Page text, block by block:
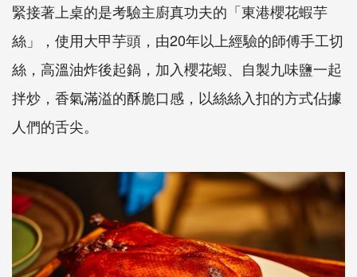
緊接著上桌的是考驗主廚真功夫的「東港櫻花蝦芋
絲」，使用大甲芋頭，由20年以上經驗的師傅手工切
絲，高溫油炸後起鍋，加入櫻花蝦、自製九味鹽一起
拌炒，香氣滿溢的酥脆口感，以絲絲入扣的方式佔據
人們的舌尖。